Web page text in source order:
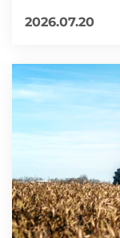
2026.07.20